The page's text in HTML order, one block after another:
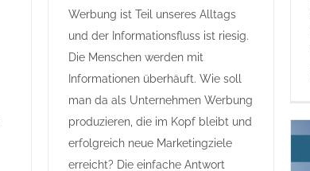
Werbung ist Teil unseres Alltags
und der Informationsfluss ist riesig.
Die Menschen werden mit
Informationen überhäuft. Wie soll
man da als Unternehmen Werbung
produzieren, die im Kopf bleibt und
erfolgreich neue Marketingziele
erreicht? Die einfache Antwort